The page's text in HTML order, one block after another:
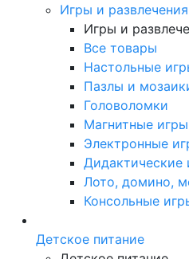
Игры и развлечения
Игры и
Все товары
Настольные
Пазлы и
Головоломки
Магнитные игры
Электронные
Дидактические
Лото, домино,
Консольные
Детское питание